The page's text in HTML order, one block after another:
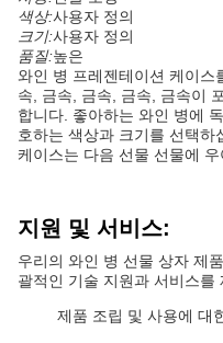
색상:사용자 정의
크기:사용자 정의
품질:높은
와인 병 프레젠테이션 케이스
속, 금속, 금속, 금속, 금속이
합니다. 좋아하는 와인 병에
호하는 색상과 크기를 선택하
케이스는 다음 선물 선물에
지원 및 서비스:
우리의 와인 병 선물 상자 제
괄적인 기술 지원과 서비스를
제품 조립 및 사용에 대